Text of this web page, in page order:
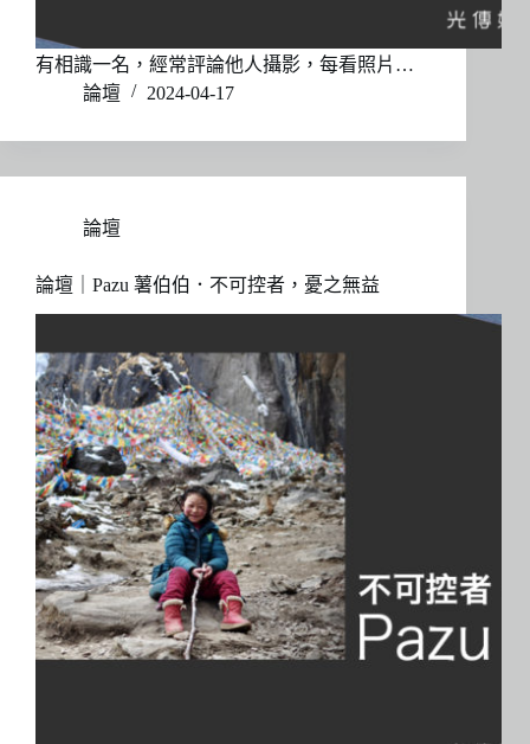
有相識一名，經常評論他人攝影，每看照片…
論壇
2024-04-17
論壇
論壇｜Pazu 薯伯伯．不可控者，憂之無益